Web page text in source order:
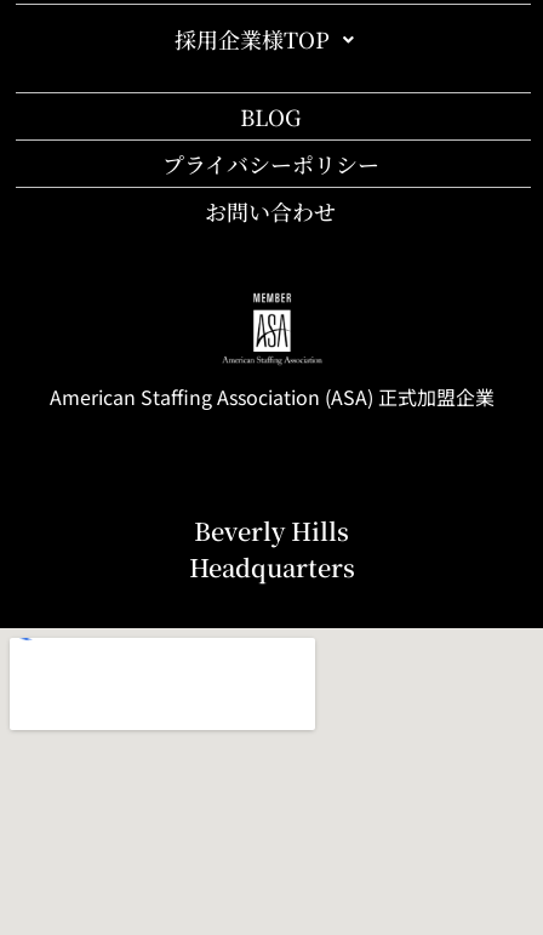
採用企業様TOP
BLOG
プライバシーポリシー
お問い合わせ
American StaffingAssociation (ASA) 正式加盟企業
Beverly Hills
Headquarters